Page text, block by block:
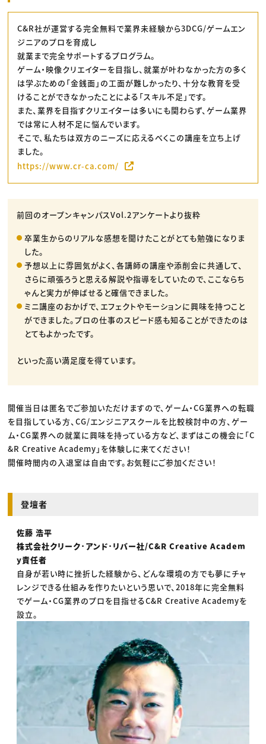
C&R社が運営する完全無料で業界未経験から3DCG/ゲームエン
ジニアのプロを育成し
就業まで完全サポートするプログラム。
ゲーム・映像クリエイターを目指し、就業が叶わなかった方の多く
は学ぶための「金銭面」の工面が難しかったり、十分な教育を受
けることができなかったことによる「スキル不足」です。
また、業界を目指すクリエイターは多いにも関わらず、ゲーム業界
では常に人材不足に悩んでいます。
そこで、私たちは双方のニーズに応えるべくこの講座を立ち上げ
ました。
https://www.cr-ca.com/
前回のオープンキャンパスVol.2アンケートより抜粋
卒業生からのリアルな感想を聞けたことがとても勉強になりま
した。
予想以上に雰囲気がよく、各講師の講座や添削会に共通して、
さらに頑張ろうと思える解説や指導をしていたので、ここならち
ゃんと実力が伸ばせると確信できました。
ミニ講座のおかげで、エフェクトやモーションに興味を持つこと
ができました。プロの仕事のスピード感も知ることができたのは
とてもよかったです。
といった高い満足度を得ています。
開催当日は匿名でご参加いただけますので、ゲーム・CG業界への転職
を目指している方、CG/エンジニアスクールを比較検討中の方、ゲー
ム・CG業界への就業に興味を持っている方など、まずはこの機会に「C
&R Creative Academy」を体験しに来てください！
開催時間内の入退室は自由です。お気軽にご参加ください！
登壇者
佐藤 浩平
株式会社クリーク･アンド･リバー社/C&R Creative Academ
y責任者
自身が若い時に挫折した経験から、どんな環境の方でも夢にチャ
レンジできる仕組みを作りたいという思いで、2018年に完全無料
でゲーム・CG業界のプロを目指せるC&R Creative Academyを
設立。